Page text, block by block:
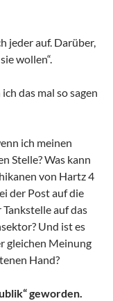
jeder auf. Darüber,
wollen“.
das mal so sagen
ich meinen
Stelle? Was kann
von Hartz 4
der Post auf die
auf das
Und ist es
gleichen Meinung
Hand?
geworden.